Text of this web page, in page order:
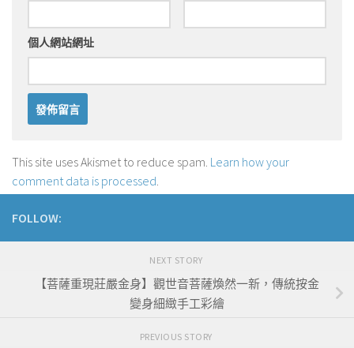
個人網站網址
This site uses Akismet to reduce spam. Learn how your
comment data is processed
FOLLOW:
NEXT STORY
【菩薩重現莊嚴金身】觀世音菩薩煥然一新，傳統按金
變身細緻手工彩繪
PREVIOUS STORY